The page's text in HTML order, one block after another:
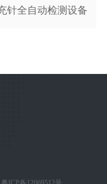
针全自动检测设备